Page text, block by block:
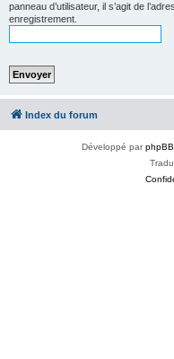
panneau d’utilisateur, il s’agit de
enregistrement.
Index du forum
Développé parphpBB